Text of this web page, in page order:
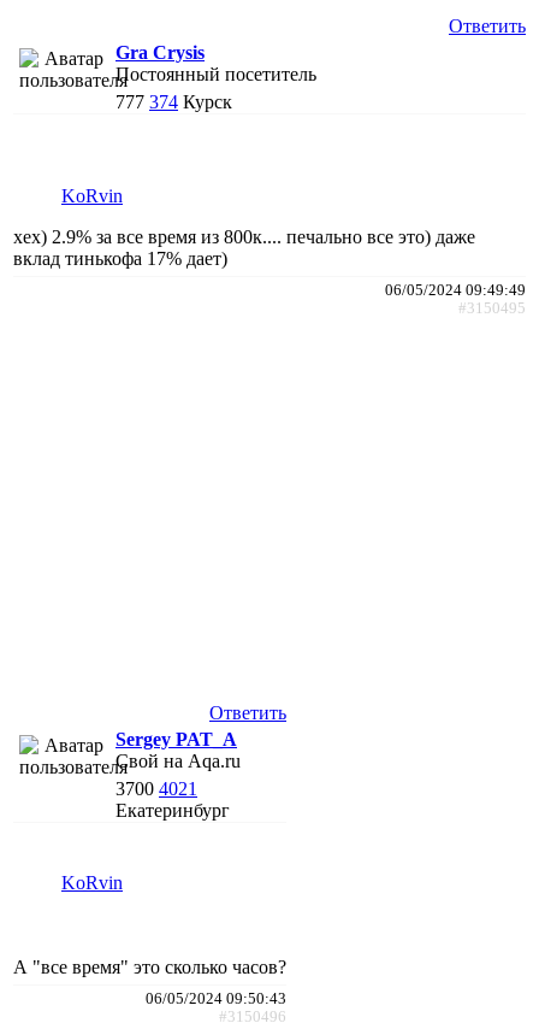
Ответить
Gra Crysis
Постоянный посетитель
777 374 Курск
KoRvin
хех) 2.9% за все время из 800к.... печально все это) даже
вклад тинькофа 17% дает)
06/05/2024 09:49:49
#3150495
Ответить
Sergey PAT_A
Свой на Aqa.ru
3700 4021
Екатеринбург
KoRvin
А "все время" это сколько часов?
06/05/2024 09:50:43
#3150496